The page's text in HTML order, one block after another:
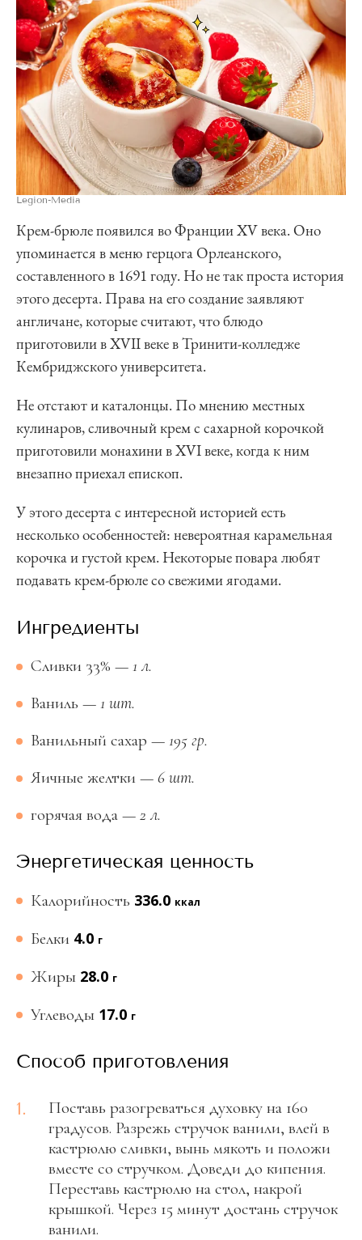
Legion-Media
Крем-брюле появился во Франции XV века. Оно
упоминается в меню герцога Орлеанского,
составленного в 1691 году. Но не так проста история
этого десерта. Права на его создание заявляют
англичане, которые считают, что блюдо
приготовили в XVII веке в Тринити-колледже
Кембриджского университета.
Не отстают и каталонцы. По мнению местных
кулинаров, сливочный крем с сахарной корочкой
приготовили монахини в XVI веке, когда к ним
внезапно приехал епископ.
У этого десерта с интересной историей есть
несколько особенностей: невероятная карамельная
корочка и густой крем. Некоторые повара любят
подавать крем-брюле со свежими ягодами.
ингредиенты
Сливки 33% — 1 л.
Ваниль — 1 шт.
Ванильный сахар — 195 гр.
Яичные желтки — 6 шт.
горячая вода — 2 л.
Энергетическая ценность
Калорийность 336.0 ккал
Белки 4.0 г
Жиры 28.0 г
Углеводы 17.0 г
Способ приготовления
1.
Поставь разогреваться духовку на 160
градусов. Разрежь стручок ванили, влей в
кастрюлю сливки, вынь мякоть и положи
вместе со стручком. Доведи до кипения.
Переставь кастрюлю на стол, накрой
крышкой. Через 15 минут достань стручок
ванили.